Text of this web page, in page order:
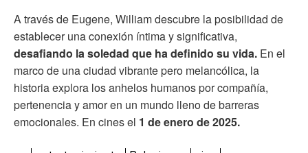
A través de Eugene, William descubre la posibilidad de
establecer una conexión íntima y significativa,
desafiando la soledad que ha definido su vida. En el
marco de una ciudad vibrante pero melancólica, la
historia explora los anhelos humanos por compañía,
pertenencia y amor en un mundo lleno de barreras
emocionales. En cines el 1 de enero de 2025.